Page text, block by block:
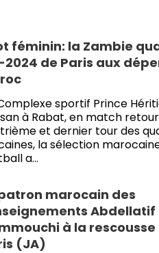
féminin: la Zambie
2024 de Paris aux
sportif Prince
à Rabat, en match
et dernier tour des
la sélection
a…
marocain des
Abdellatif
à la rescousse
(JA)